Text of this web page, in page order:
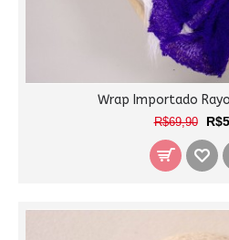
Wrap Importado
R$69,90